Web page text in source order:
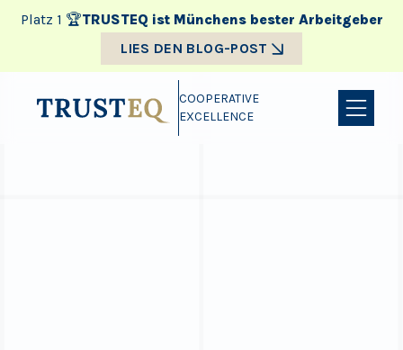
Platz 1 🏆TRUSTEQ ist Münchens bester Arbeitgeber
LIES DEN BLOG-POST
COOPERATIVE
EXCELLENCE